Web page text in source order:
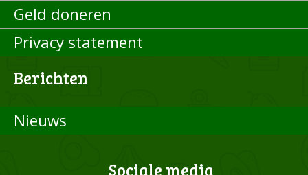
Geld doneren
Privacy statement
Berichten
Nieuws
Sociale media